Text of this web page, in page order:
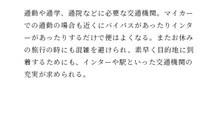
通勤や通学、通院などに必要な交通機関。マイカー
での通勤の場合も近くにバイパスがあったりインタ
ーがあったりするだけで便はよくなる。またお休み
の旅行の時にも混雑を避けられ、素早く目的地に到
着するためにも、インターや駅といった交通機関の
充実が求められる。